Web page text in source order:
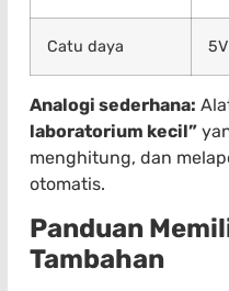
Catu daya
Analogi sederhana:
laboratorium kecil”
menghitung, dan
otomatis.
Panduan
Tambahan